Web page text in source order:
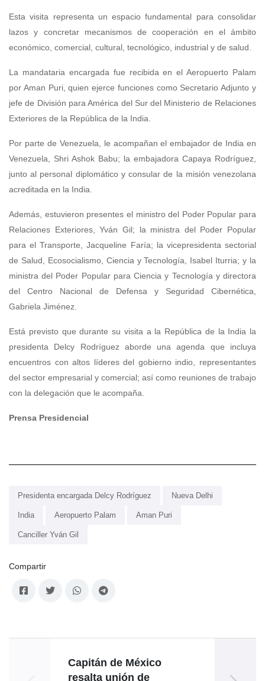
Esta visita representa un espacio fundamental para consolidar
lazos y concretar mecanismos de cooperación en el ámbito
económico, comercial, cultural, tecnológico, industrial y de salud.
La mandataria encargada fue recibida en el Aeropuerto Palam
por Aman Puri, quien ejerce funciones como Secretario Adjunto y
jefe de División para América del Sur del Ministerio de Relaciones
Exteriores de la República de la India.
Por parte de Venezuela, le acompañan el embajador de India en
Venezuela, Shri Ashok Babu; la embajadora Capaya Rodríguez,
junto al personal diplomático y consular de la misión venezolana
acreditada en la India.
Además, estuvieron presentes el ministro del Poder Popular para
Relaciones Exteriores, Yván Gil; la ministra del Poder Popular
para el Transporte, Jacqueline Faría; la vicepresidenta sectorial
de Salud, Ecosocialismo, Ciencia y Tecnología, Isabel Iturria; y la
ministra del Poder Popular para Ciencia y Tecnología y directora
del Centro Nacional de Defensa y Seguridad Cibernética,
Gabriela Jiménez.
Está previsto que durante su visita a la República de la India la
presidenta Delcy Rodríguez aborde una agenda que incluya
encuentros con altos líderes del gobierno indio, representantes
del sector empresarial y comercial; así como reuniones de trabajo
con la delegación que le acompaña.
Prensa Presidencial
Presidenta encargada Delcy Rodríguez Nueva Delhi
India Aeropuerto Palam Aman Puri
Canciller Yván Gil
Compartir
Capitán de México
resalta unión de